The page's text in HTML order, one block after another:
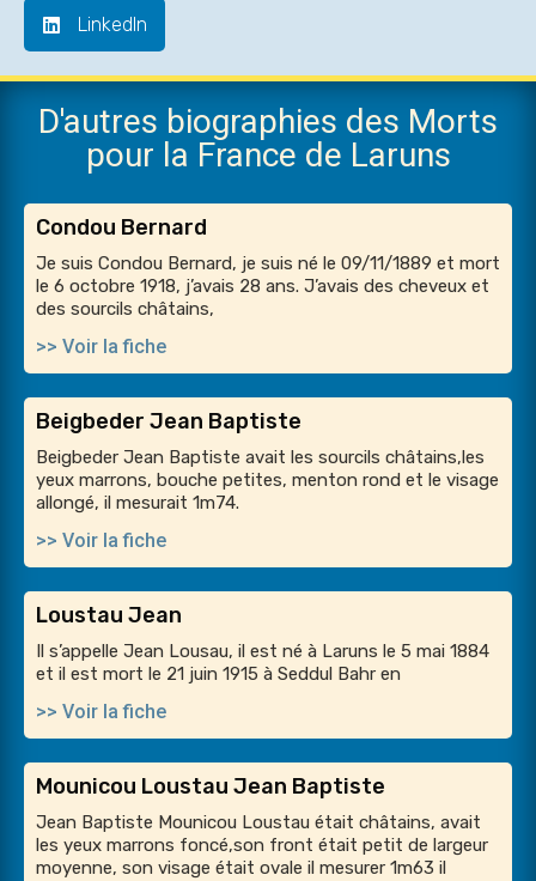
LinkedIn
D'autres biographies des Morts
pour la France de Laruns
Condou Bernard
Je suis Condou Bernard, je suis né le 09/11/1889 et mort
le 6 octobre 1918, j’avais 28 ans. J’avais des cheveux et
des sourcils châtains,
>> Voir la fiche
Beigbeder Jean Baptiste
Beigbeder Jean Baptiste avait les sourcils châtains,les
yeux marrons, bouche petites, menton rond et le visage
allongé, il mesurait 1m74.
>> Voir la fiche
Loustau Jean
Il s’appelle Jean Lousau, il est né à Laruns le 5 mai 1884
et il est mort le 21 juin 1915 à Seddul Bahr en
>> Voir la fiche
Mounicou Loustau Jean Baptiste
Jean Baptiste Mounicou Loustau était châtains, avait
les yeux marrons foncé,son front était petit de largeur
moyenne, son visage était ovale il mesurer 1m63 il